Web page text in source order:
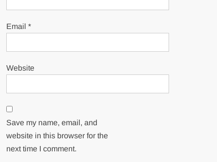
Email*
Website
Save my name, email, and
website in this browser for the
next time I comment.